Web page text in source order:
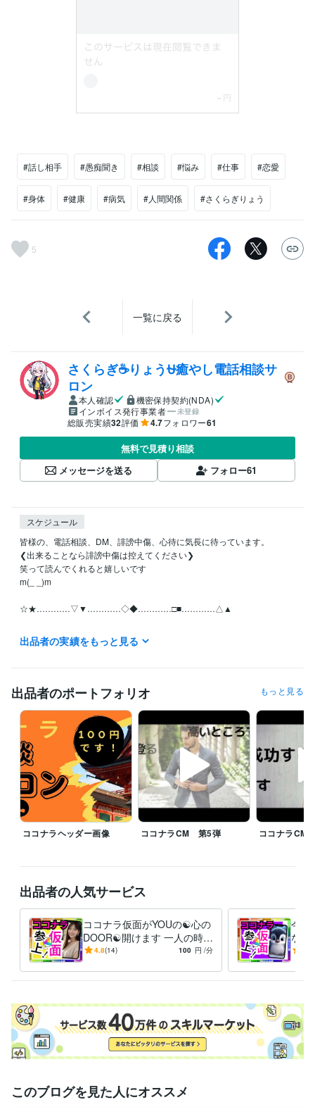
#話し相手 #愚痴聞き #相談 #悩み #仕事 #恋愛
#身体 #健康 #病気 #人間関係 #さくらぎりょう
5
一覧に戻る
さくらぎ☕りょう⛎癒やし電話相談サ
ロン
本人確認
機密保持契約(NDA)
インボイス発行事業者
未登録
総販売実績32評価 4.7フォロワー61
無料で見積り相談
メッセージを送る
フォロー61
スケジュール
皆様の、電話相談、DM、誹謗中傷、心待に気長に待っています。
❮出来ることなら誹謗中傷は控えてください❯
笑って読んでくれると嬉しいです
m(_ _)m
☆★…………▽▼…………◇◆…………□■…………△▲
月曜日~日曜日の全ての日にちの待機中の時はご利用可能です。
お休みさせていただくときは受付休止にします。！Σ(×_×;)!
で！待機中時間、お気軽にどうぞ
離席中、対応中の時は他の皆様のDMの連絡が遅れることがありますが、
必ずDM連絡致しますので不快な気持ちには限りなくさせないつもりで
す。
【怒り、憎しみ、復讐心、嫉妬・・・etc】
真心のこもった精神で頑張りますm(_ _)m
☆★…………▽▼…………◇◆…………□■…………△▲
♥♦寂しい、悩みがある、聞いてほしい事がある方DMください
♦♥このスケジュール見て何か思った方はDMください、スゴい、素晴らし
い、キモい、ウザい、土に埋もれてしまえ！・・・・etc
♥♦冬の寒さが厳しいのでDMください
経験職種
ライフスタイル・その他 / スタイリスト 経験年数 : 7年
ライフスタイル・その他 / 美容師・ネイリスト・美容家
経験年数 : 7
年
ライフスタイル・その他 / シェフ・パティシエ 経験年数 : 10年
ココナラ 2024年3月 ~ 現在 2024年3月 ~ 現在
2024年3月 ~ 現在 2024年3月 ~ 現在 2024年3月 ~ 現在
出品者の実績をもっと見る
出品者のポートフォリオ もっと見る
ココナラヘッダー画像 ココナラCM 第5弾 ココナラCM
出品者の人気サービス
ココナラ仮面がYOUの☯️心の
DOOR☯️開けます 一人の時誰
かと話したい❇️まわりに流さ
4.8(14) 100 円 /分
今つ
なん
愚痴
避難
このブログを見た人にオススメ